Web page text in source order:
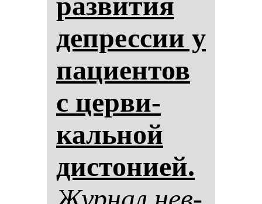
деп­рес­сии у
па­ци­ен­тов
с цер­ви­
каль­ной
дис­то­ни­ей.